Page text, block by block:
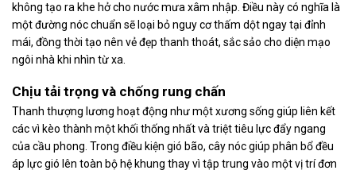
không tạo ra khe hở cho nước mưa xâm nhập. Điều này có nghĩa là
một đường nóc chuẩn sẽ loại bỏ nguy cơ thấm dột ngay tại đỉnh
mái, đồng thời tạo nên vẻ đẹp thanh thoát, sắc sảo cho diện mạo
ngôi nhà khi nhìn từ xa.
Chịu tải trọng và chống rung chấn
Thanh thượng lương hoạt động như một xương sống giúp liên kết
các vì kèo thành một khối thống nhất và triệt tiêu lực đẩy ngang
của cầu phong. Trong điều kiện gió bão, cây nóc giúp phân bổ đều
áp lực gió lên toàn bộ hệ khung thay vì tập trung vào một vị trí đơn